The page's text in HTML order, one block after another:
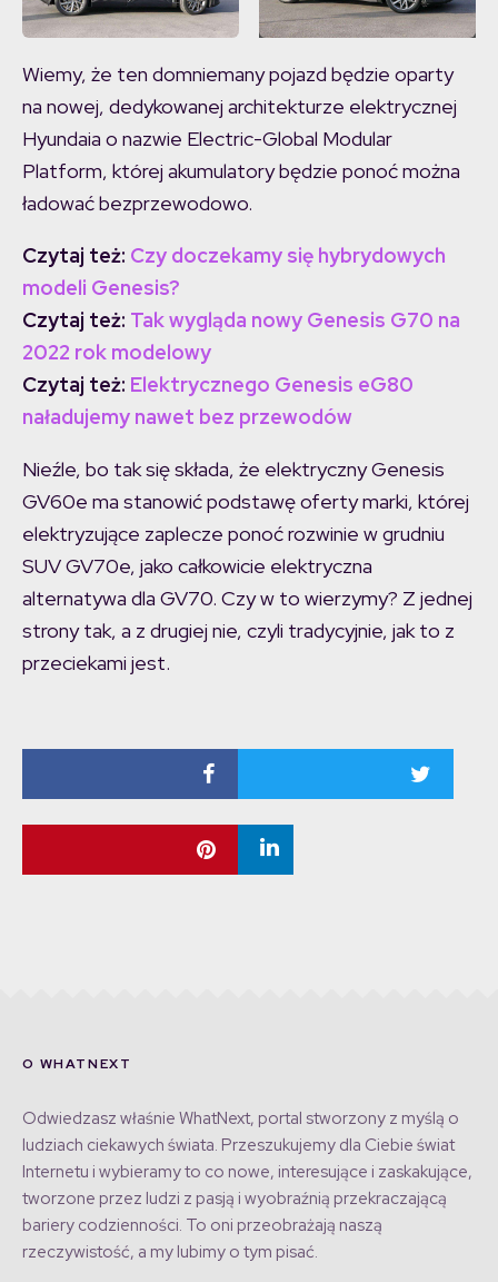
testach viaMotor1
Wiemy, że ten domniemany pojazd będzie oparty
na nowej, dedykowanej architekturze elektrycznej
Hyundaia o nazwie Electric-Global Modular
Platform, której akumulatory będzie ponoć można
ładować bezprzewodowo.
Czytaj też: Czy doczekamy się hybrydowych
modeli Genesis?
Czytaj też: Tak wygląda nowy Genesis G70 na
2022 rok modelowy
Czytaj też: Elektrycznego Genesis eG80
naładujemy nawet bez przewodów
Nieźle, bo tak się składa, że elektryczny Genesis
GV60e ma stanowić podstawę oferty marki, której
elektryzujące zaplecze ponoć rozwinie w grudniu
SUV GV70e, jako całkowicie elektryczna
alternatywa dla GV70. Czy w to wierzymy? Z jednej
strony tak, a z drugiej nie, czyli tradycyjnie, jak to z
przeciekami jest.
O WHATNEXT
Odwiedzasz właśnie WhatNext, portal stworzony z myślą o
ludziach ciekawych świata. Przeszukujemy dla Ciebie świat
Internetu i wybieramy to co nowe, interesujące i zaskakujące,
tworzone przez ludzi z pasją i wyobraźnią przekraczającą
bariery codzienności. To oni przeobrażają naszą
rzeczywistość, a my lubimy o tym pisać.